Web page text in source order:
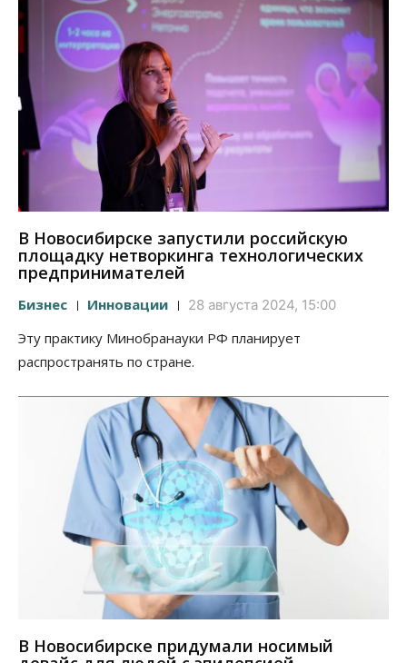
В Новосибирске запустили российскую
площадку нетворкинга технологических
предпринимателей
Бизнес Инновации 28 августа 2024, 15:00
Эту практику Минобранауки РФ планирует
распространять по стране.
В Новосибирске придумали носимый